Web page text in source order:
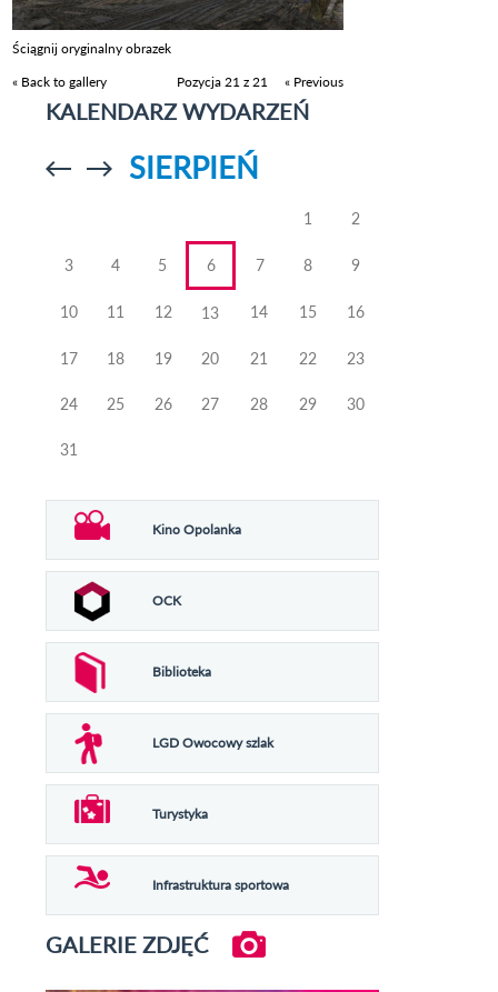
Ściągnij oryginalny obrazek
« Back to gallery
Pozycja 21 z 21 « Previous
KALENDARZ WYDARZEŃ
Przejdź doPrzejdź do
SIERPIEŃ
1 2
3 4 5 6 7 8 9
10 11 12 13 14 15 16
17 18 19 20 21 22 23
24 25 26 27 28 29 30
31
Kino Opolanka
OCK
Biblioteka
LGD Owocowy szlak
Turystyka
Infrastruktura sportowa
GALERIE ZDJĘĆ